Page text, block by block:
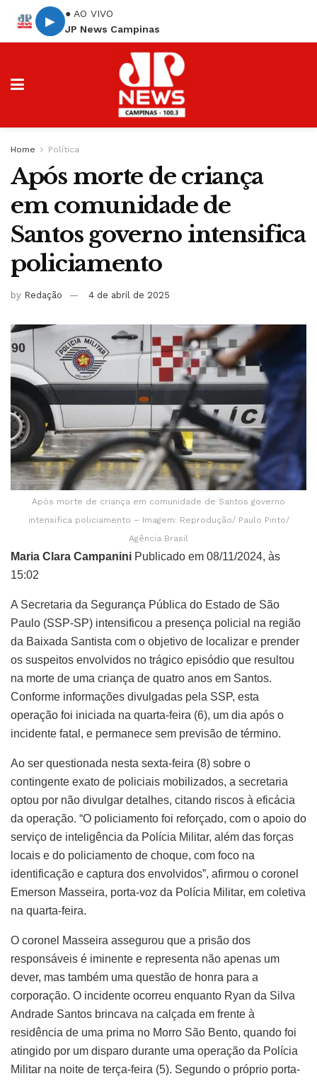
▶
● AO VIVO
JP News Campinas
Home Política
Após morte de criança
em comunidade de
Santos governo intensifica
policiamento
by Redação 4 de abril de 2025
Após morte de criança em comunidade de Santos governo
intensifica policiamento – Imagem: Reprodução/ Paulo Pinto/
Agência Brasil
Maria Clara Campanini Publicado em 08/11/2024, às
15:02
A Secretaria da Segurança Pública do Estado de São
Paulo (SSP-SP) intensificou a presença policial na região
da Baixada Santista com o objetivo de localizar e prender
os suspeitos envolvidos no trágico episódio que resultou
na morte de uma criança de quatro anos em Santos.
Conforme informações divulgadas pela SSP, esta
operação foi iniciada na quarta-feira (6), um dia após o
incidente fatal, e permanece sem previsão de término.
Ao ser questionada nesta sexta-feira (8) sobre o
contingente exato de policiais mobilizados, a secretaria
optou por não divulgar detalhes, citando riscos à eficácia
da operação. “O policiamento foi reforçado, com o apoio do
serviço de inteligência da Polícia Militar, além das forças
locais e do policiamento de choque, com foco na
identificação e captura dos envolvidos”, afirmou o coronel
Emerson Masseira, porta-voz da Polícia Militar, em coletiva
na quarta-feira.
O coronel Masseira assegurou que a prisão dos
responsáveis é iminente e representa não apenas um
dever, mas também uma questão de honra para a
corporação. O incidente ocorreu enquanto Ryan da Silva
Andrade Santos brincava na calçada em frente à
residência de uma prima no Morro São Bento, quando foi
atingido por um disparo durante uma operação da Polícia
Militar na noite de terça-feira (5). Segundo o próprio porta-